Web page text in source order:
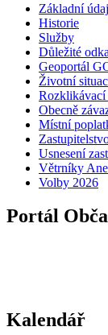
Základní
Historie
Služby
Důležité
Geoportál
Životní
Rozklikávací
Obecně
Místní
Usnesení
Větrníky
Volby 2026
Portál
Kalendář